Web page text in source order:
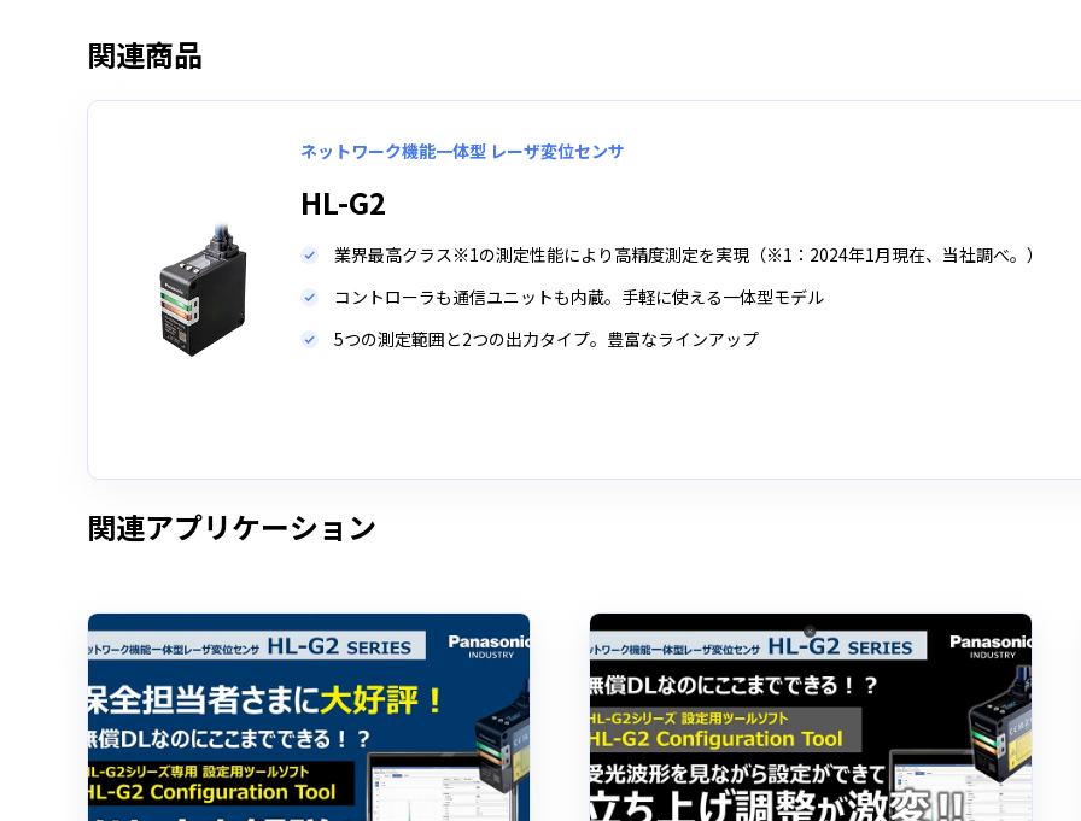
関連商品
ネットワーク機能一体型 レーザ変位センサ
HL-G2
業界最高クラス※1の測定性能により高精度測定を実現（※1：2024年1月現在、当社調べ。）
コントローラも通信ユニットも内蔵。手軽に使える一体型モデル
5つの測定範囲と2つの出力タイプ。豊富なラインアップ
関連アプリケーション